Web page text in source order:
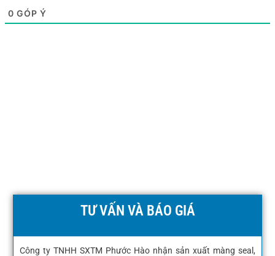
0 GÓP Ý
TƯ VẤN VÀ BÁO GIÁ
Công ty TNHH SXTM Phước Hào nhận sản xuất màng seal,